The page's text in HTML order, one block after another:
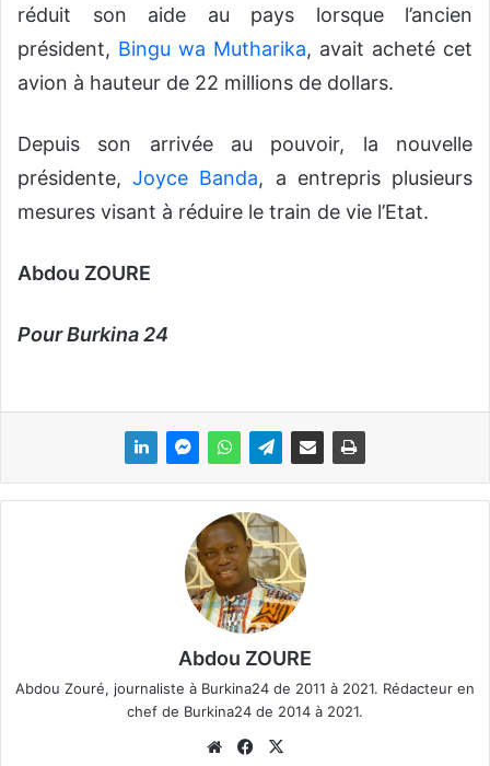
réduit son aide au pays lorsque l’ancien
président, Bingu wa Mutharika, avait acheté cet
avion à hauteur de 22 millions de dollars.
Depuis son arrivée au pouvoir, la nouvelle
présidente,Joyce Banda, a entrepris plusieurs
mesures visant à réduire le train de vie l’Etat.
Abdou ZOURE
Pour Burkina 24
Abdou ZOURE
Abdou Zouré, journaliste à Burkina24 de 2011 à 2021. Rédacteur en
chef de Burkina24 de 2014 à 2021.
We
Fa